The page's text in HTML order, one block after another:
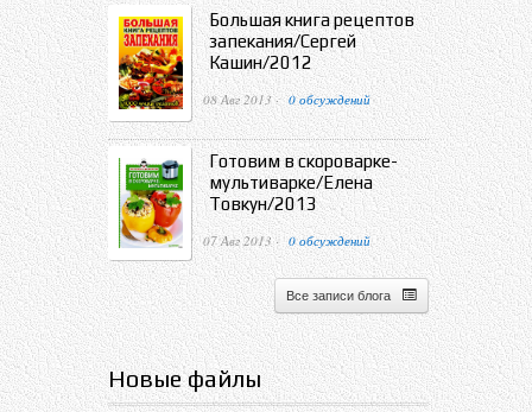
Большая книга рецептов
запекания/Сергей
Кашин/2012
08 Авг 2013 · 0 обсуждений
Готовим в скороварке-
мультиварке/Елена
Товкун/2013
07 Авг 2013 · 0 обсуждений
Все записи блога
Новые файлы